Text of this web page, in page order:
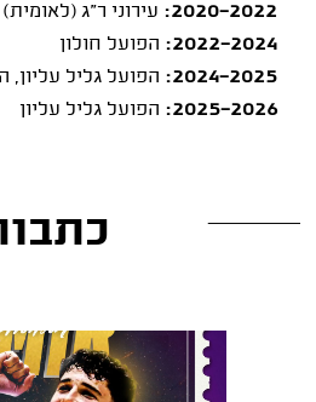
2020-2022:
עירוני ר"ג (לאומית)
2022-2024:
הפועל חולון
2024-2025:
הפועל גליל עליון,
2025-2026:
הפועל גליל עליון